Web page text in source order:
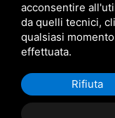
MARZOCCHI
QUESTO SITO È PROTETTO DA
acconsentire
da quelli tecnici,
qualsiasi
effettuata.
Rifiuta